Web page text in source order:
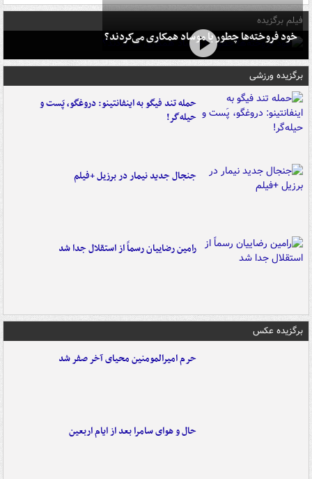
فیلم برگزیده
خود فروخته‌ها چطور با موساد همکاری می‌کردند؟
برگزیده ورزشی
حمله تند فیگو به اینفانتینو: دروغگو، پَست‌ و
حیله‌گر!
جنجال جدید نیمار در برزیل +فیلم
رامین رضاییان رسماً از استقلال جدا شد
برگزیده عکس
حرم امیرالمومنین محیای آخر صفر شد
حال و هوای سامرا بعد از ایام اربعین